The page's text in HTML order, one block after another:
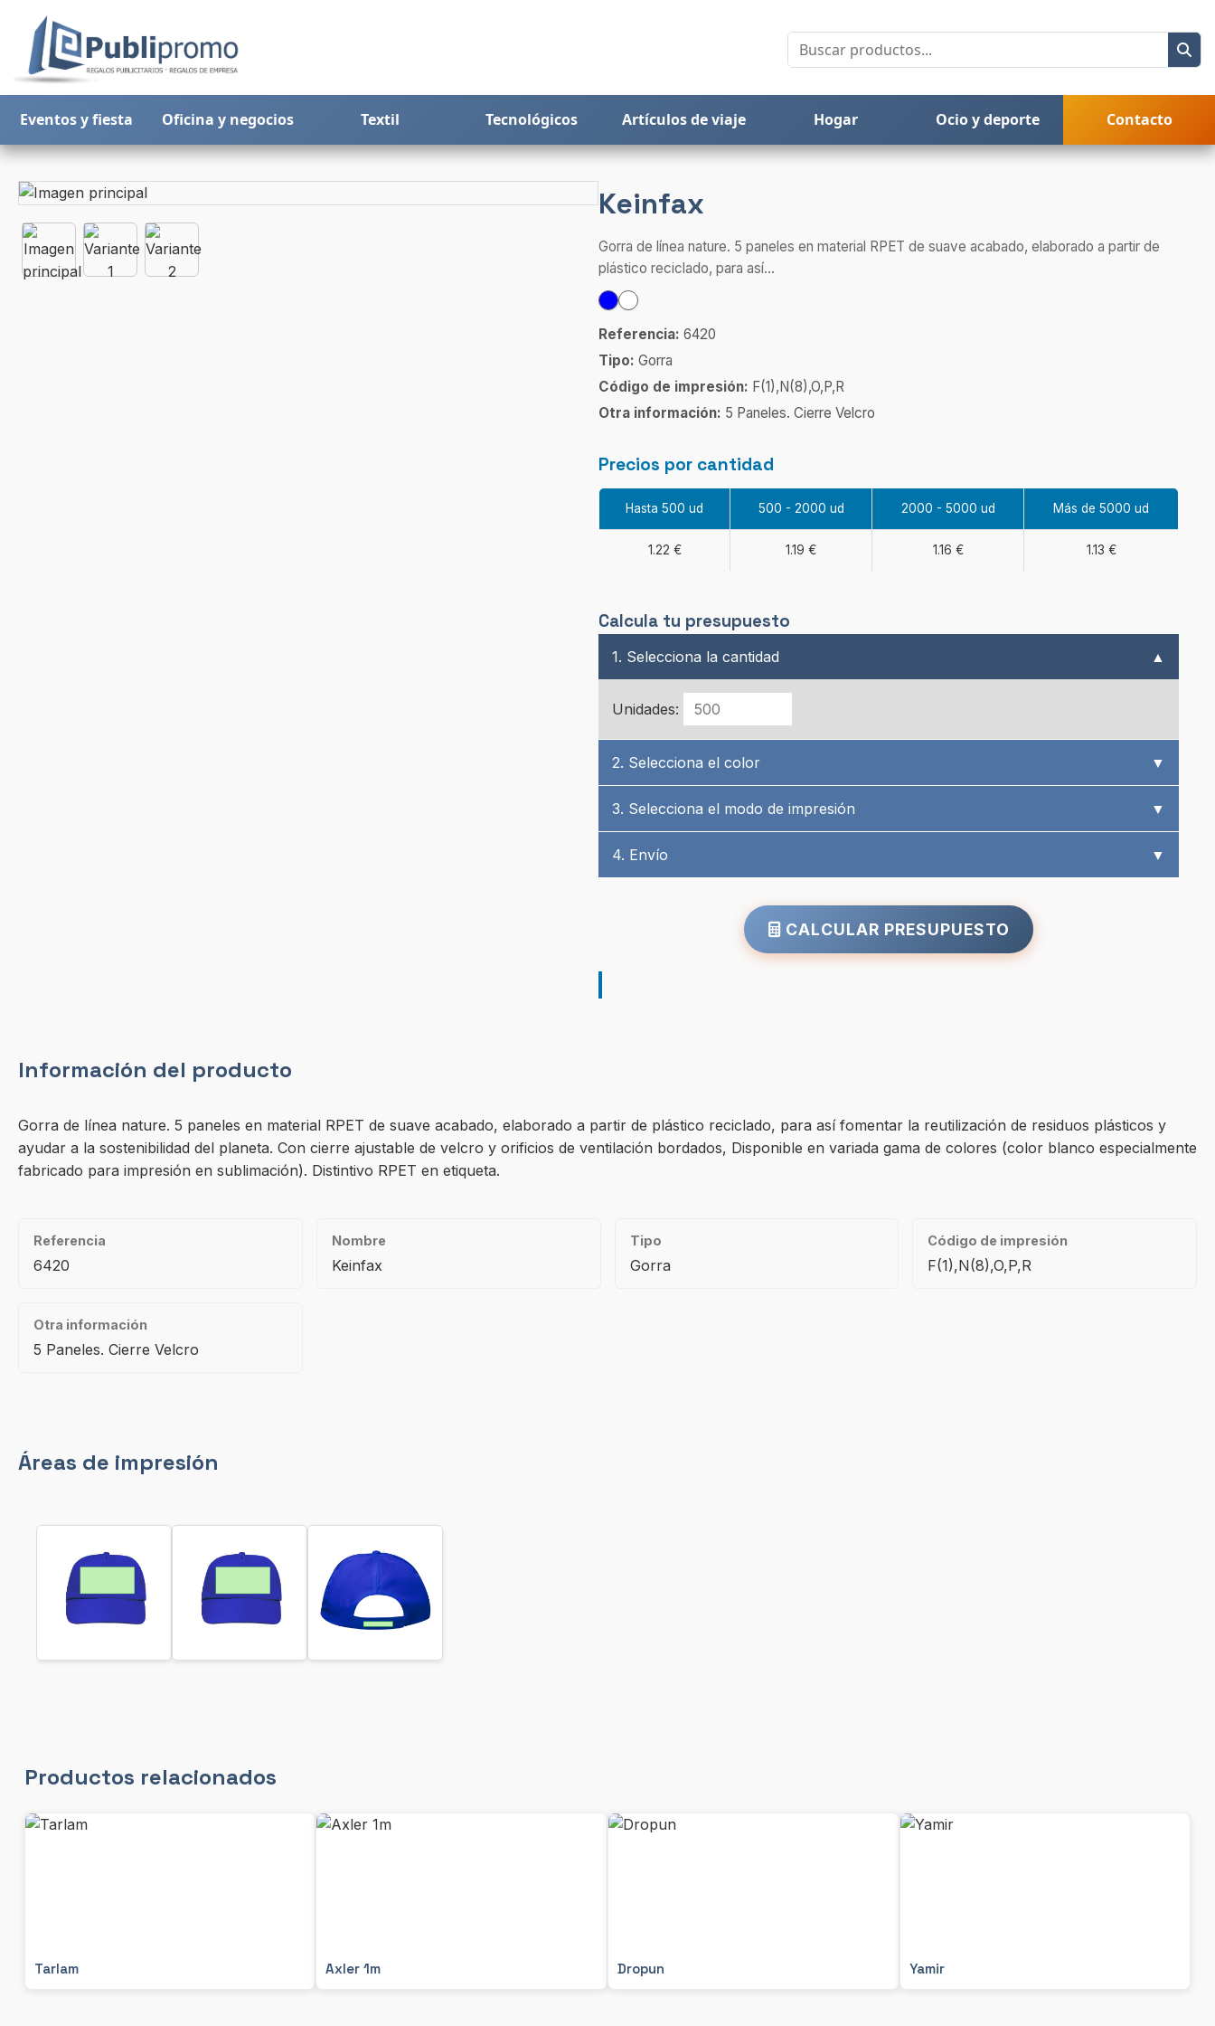
Eventos y fiesta Oficina y negocios Textil Tecnológicos Artículos de viaje Hogar Ocio y deporte Contacto
Keinfax
Gorra de línea nature. 5 paneles en material RPET de suave acabado, elaborado a partir de
plástico reciclado, para así...
Referencia: 6420
Tipo: Gorra
Código de impresión: F(1),N(8),O,P,R
Otra información: 5 Paneles. Cierre Velcro
Precios por cantidad
Hasta 500 ud 500 - 2000 ud 2000 - 5000 ud Más de 5000 ud
1.22 € 1.19 € 1.16 € 1.13 €
Calcula tu presupuesto
1. Selecciona la cantidad ▲
Unidades:
2. Selecciona el color ▼
3. Selecciona el modo de impresión ▼
4. Envío ▼
CALCULAR PRESUPUESTO
Información del producto
Gorra de línea nature. 5 paneles en material RPET de suave acabado, elaborado a partir de plástico reciclado, para así fomentar la reutilización de residuos plásticos y
ayudar a la sostenibilidad del planeta. Con cierre ajustable de velcro y orificios de ventilación bordados, Disponible en variada gama de colores (color blanco especialmente
fabricado para impresión en sublimación). Distintivo RPET en etiqueta.
Referencia
6420
Nombre
Keinfax
Tipo
Gorra
Código de impresión
F(1),N(8),O,P,R
Otra información
5 Paneles. Cierre Velcro
Áreas de impresión
Productos relacionados
Tarlam Axler 1m Dropun Yamir